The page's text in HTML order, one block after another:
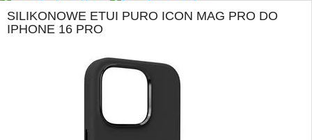
SILIKONOWE ETUI PURO ICON MAG PRO DO
IPHONE 16 PRO